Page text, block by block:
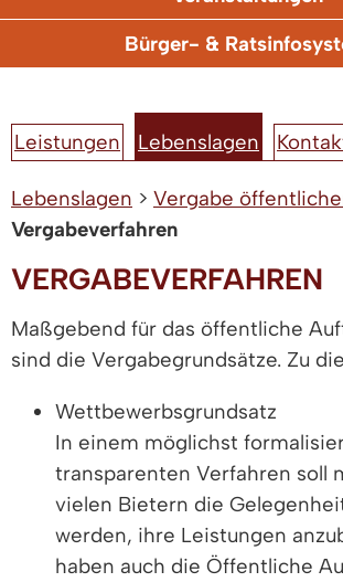
Bürger- &
Leistungen Lebenslagen
Lebenslagen > Vergabe
Vergabeverfahren
VERGABEVERFAHREN
Maßgebend für das öffentliche
sind die Vergabegrundsätze. Zu
Wettbewerbsgrundsatz
In einem möglichst
transparenten Verfahren soll
vielen Bietern die
werden, ihre Leistungen
haben auch die Öffentliche